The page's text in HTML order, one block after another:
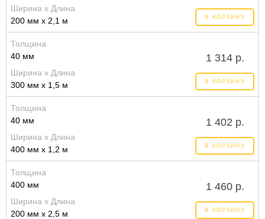
Ширина x Длина
200 мм x 2,1 м
В КОРЗИНУ
Толщина
40 мм
Ширина x Длина
300 мм x 1,5 м
1 314 р.
В КОРЗИНУ
Толщина
40 мм
Ширина x Длина
400 мм x 1,2 м
1 402 р.
В КОРЗИНУ
Толщина
400 мм
Ширина x Длина
200 мм x 2,5 м
1 460 р.
В КОРЗИНУ